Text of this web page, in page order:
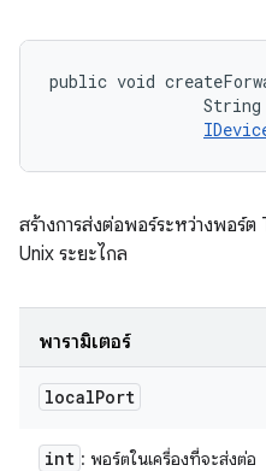
public void
สร้างการส่งต่อพอร์ระหว่างพอร์
Unix ระยะไกล
พารามิเตอร์
localPort
int : พอร์ตในเครื่องที่จะส่งต่อ